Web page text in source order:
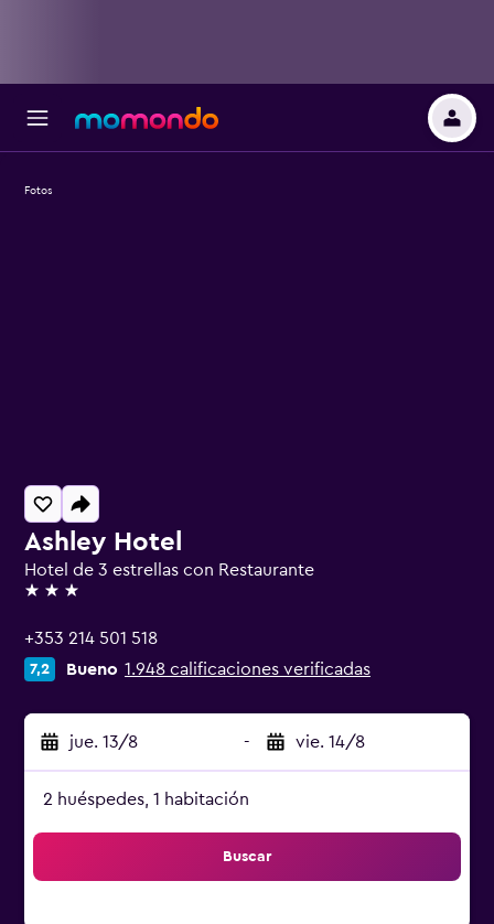
Ashley Hotel
Hotel de 3 estrellas con Restaurante
3 estrellas
+353 214 501 518
7,2 Bueno 1.948 calificaciones verificadas
jue. 13/8 - vie. 14/8
2 huéspedes, 1 habitación
Buscar
Fotos